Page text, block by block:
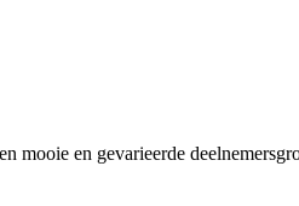
en gevarieerde